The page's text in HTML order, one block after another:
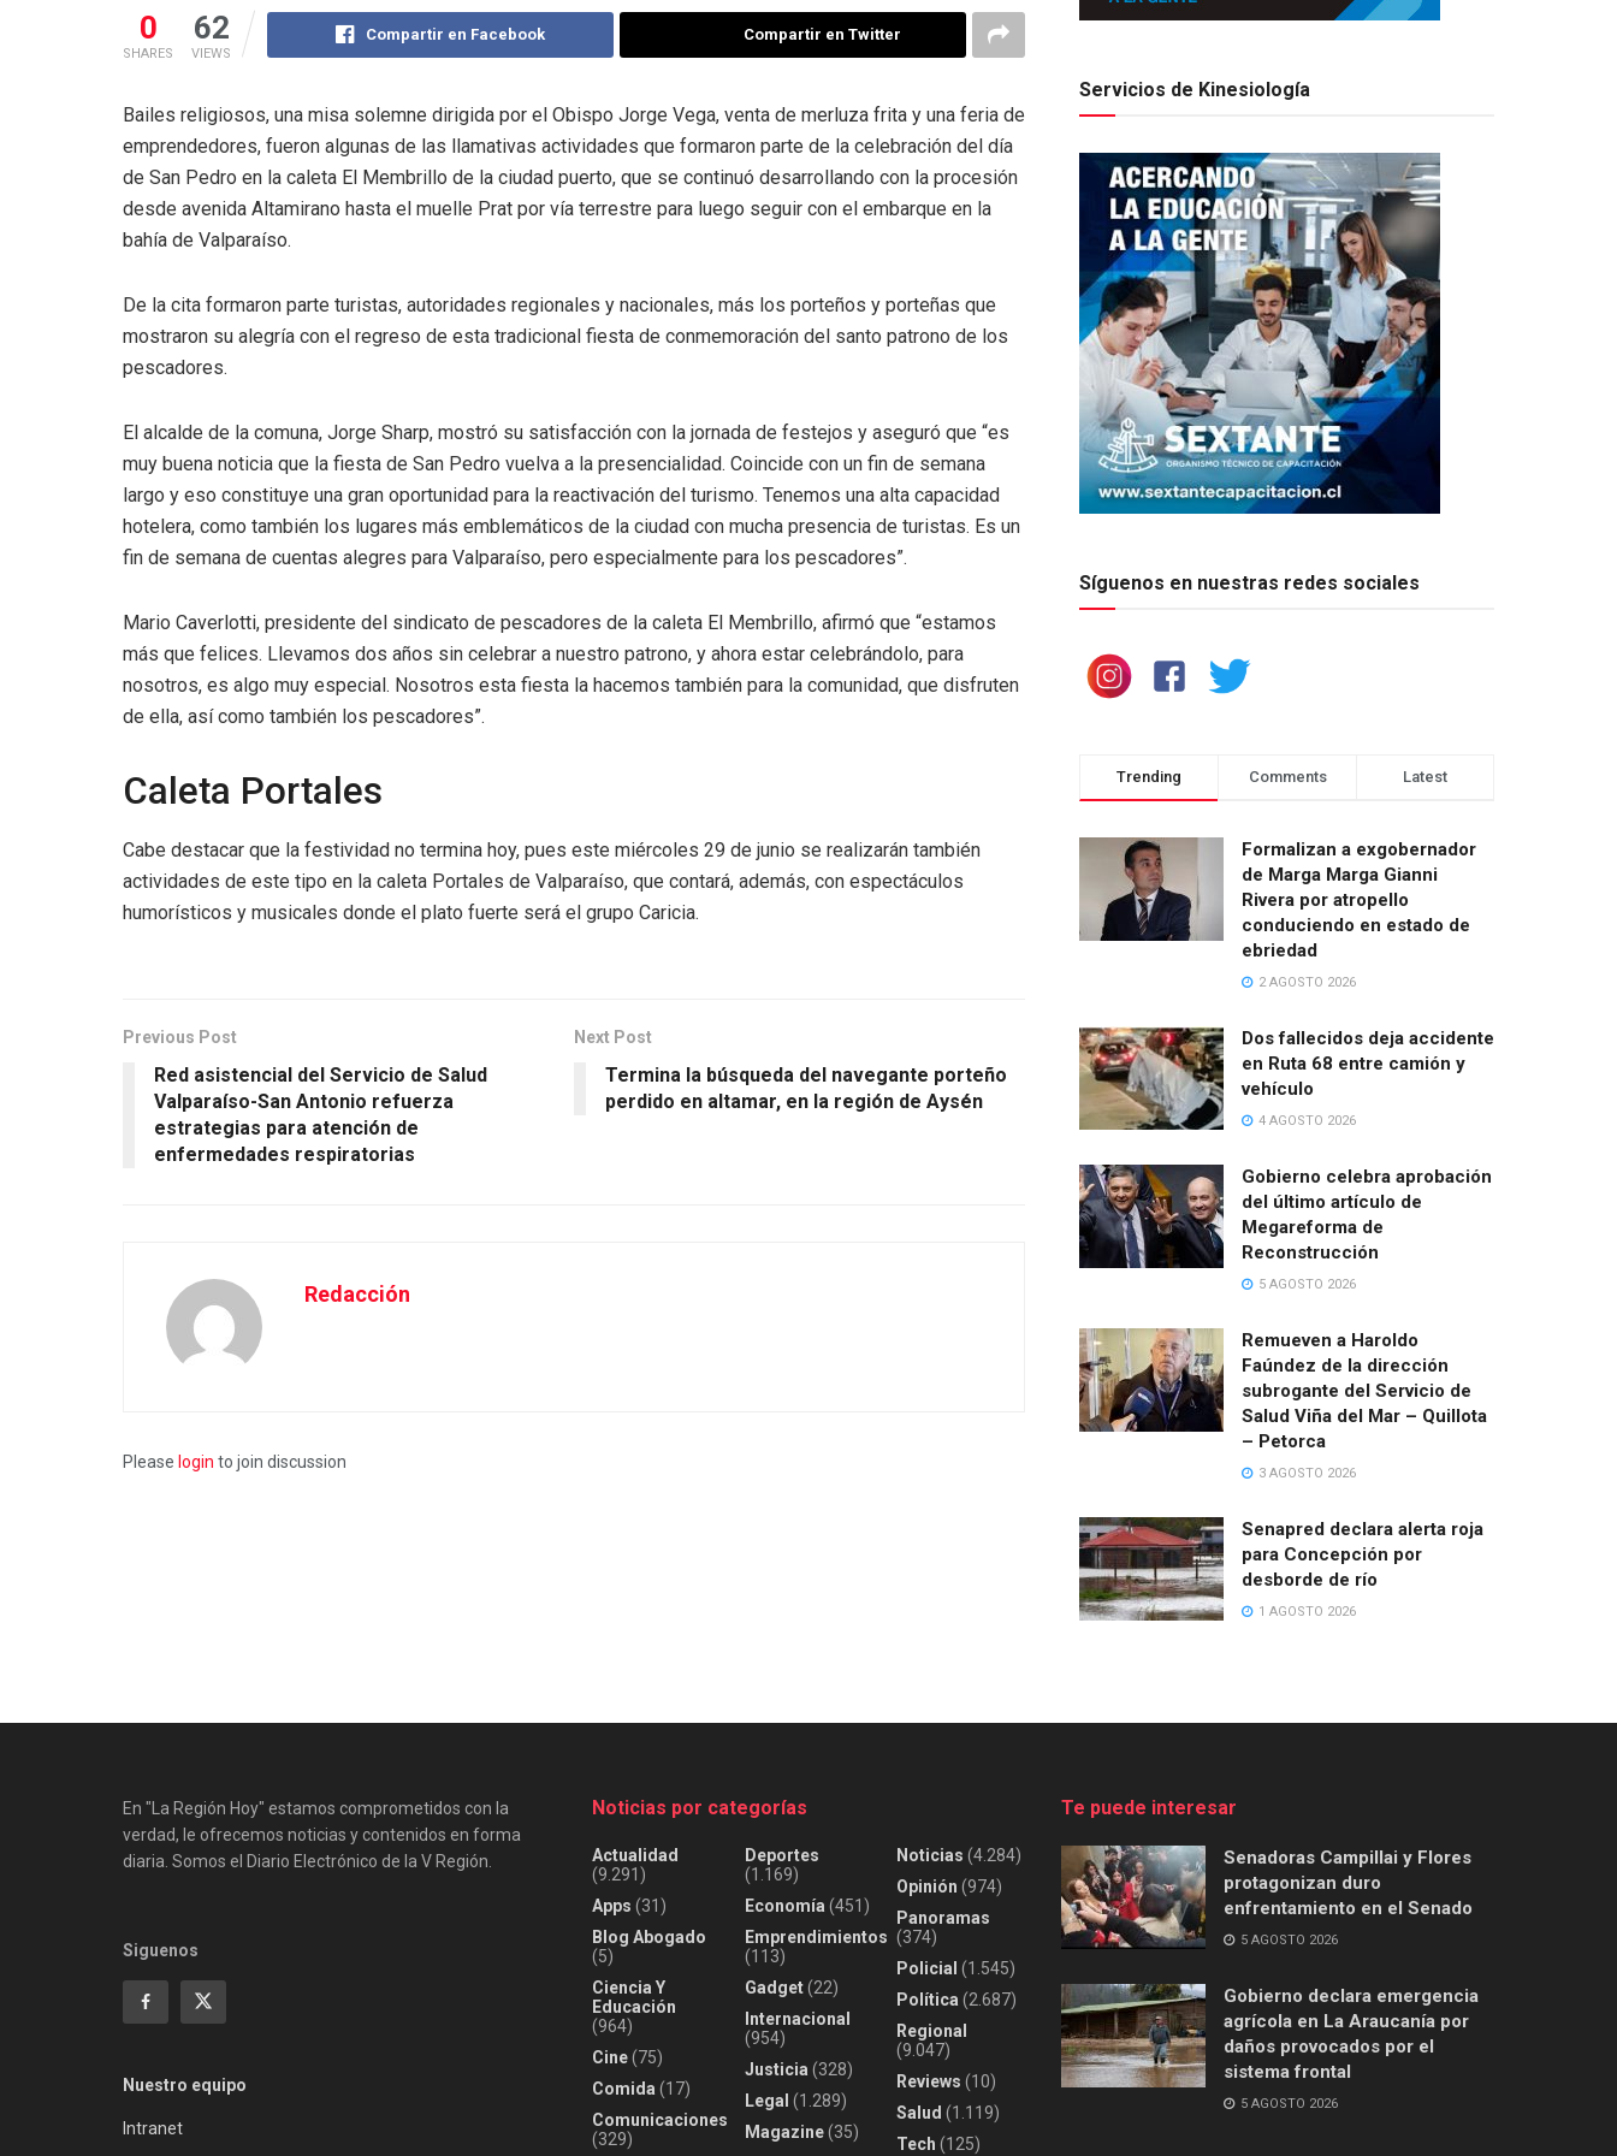
0
SHARES
62
VIEWS
Compartir en Facebook Compartir en Twitter
Bailes religiosos, una misa solemne dirigida por el Obispo Jorge Vega, venta de merluza frita y una feria de
emprendedores, fueron algunas de las llamativas actividades que formaron parte de la celebración del día
de San Pedro en la caleta El Membrillo de la ciudad puerto, que se continuó desarrollando con la procesión
desde avenida Altamirano hasta el muelle Prat por vía terrestre para luego seguir con el embarque en la
bahía de Valparaíso.
De la cita formaron parte turistas, autoridades regionales y nacionales, más los porteños y porteñas que
mostraron su alegría con el regreso de esta tradicional fiesta de conmemoración del santo patrono de los
pescadores.
El alcalde de la comuna, Jorge Sharp, mostró su satisfacción con la jornada de festejos y aseguró que “es
muy buena noticia que la fiesta de San Pedro vuelva a la presencialidad. Coincide con un fin de semana
largo y eso constituye una gran oportunidad para la reactivación del turismo. Tenemos una alta capacidad
hotelera, como también los lugares más emblemáticos de la ciudad con mucha presencia de turistas. Es un
fin de semana de cuentas alegres para Valparaíso, pero especialmente para los pescadores”.
Mario Caverlotti, presidente del sindicato de pescadores de la caleta El Membrillo, afirmó que “estamos
más que felices. Llevamos dos años sin celebrar a nuestro patrono, y ahora estar celebrándolo, para
nosotros, es algo muy especial. Nosotros esta fiesta la hacemos también para la comunidad, que disfruten
de ella, así como también los pescadores”.
Caleta Portales
Cabe destacar que la festividad no termina hoy, pues este miércoles 29 de junio se realizarán también
actividades de este tipo en la caleta Portales de Valparaíso, que contará, además, con espectáculos
humorísticos y musicales donde el plato fuerte será el grupo Caricia.
Previous Post
Red asistencial del Servicio de Salud
Valparaíso-San Antonio refuerza
estrategias para atención de
enfermedades respiratorias
Next Post
Termina la búsqueda del navegante porteño
perdido en altamar, en la región de Aysén
Redacción
Please login to join discussion
Servicios de Kinesiología
Síguenos en nuestras redes sociales
Trending Comments Latest
Formalizan a exgobernador
de Marga Marga Gianni
Rivera por atropello
conduciendo en estado de
ebriedad
2 AGOSTO 2026
Dos fallecidos deja accidente
en Ruta 68 entre camión y
vehículo
4 AGOSTO 2026
Gobierno celebra aprobación
del último artículo de
Megareforma de
Reconstrucción
5 AGOSTO 2026
Remueven a Haroldo
Faúndez de la dirección
subrogante del Servicio de
Salud Viña del Mar – Quillota
– Petorca
3 AGOSTO 2026
Senapred declara alerta roja
para Concepción por
desborde de río
1 AGOSTO 2026
En "La Región Hoy" estamos comprometidos con la
verdad, le ofrecemos noticias y contenidos en forma
diaria. Somos el Diario Electrónico de la V Región.
Siguenos
Nuestro equipo
Intranet
Noticias por categorías
Actualidad
(9.291)
Apps (31)
Blog Abogado
(5)
Ciencia Y
Educación
(964)
Cine(75)
Comida (17)
Comunicaciones
(329)
Deportes
(1.169)
Economía (451)
Emprendimientos
(113)
Gadget(22)
Internacional
(954)
Justicia (328)
Legal (1.289)
Magazine(35)
Noticias (4.284)
Opinión (974)
Panoramas
(374)
Policial (1.545)
Política (2.687)
Regional
(9.047)
Reviews (10)
Salud (1.119)
Tech (125)
Te puede interesar
Senadoras Campillai y Flores
protagonizan duro
enfrentamiento en el Senado
5 AGOSTO 2026
Gobierno declara emergencia
agrícola en La Araucanía por
daños provocados por el
sistema frontal
5 AGOSTO 2026